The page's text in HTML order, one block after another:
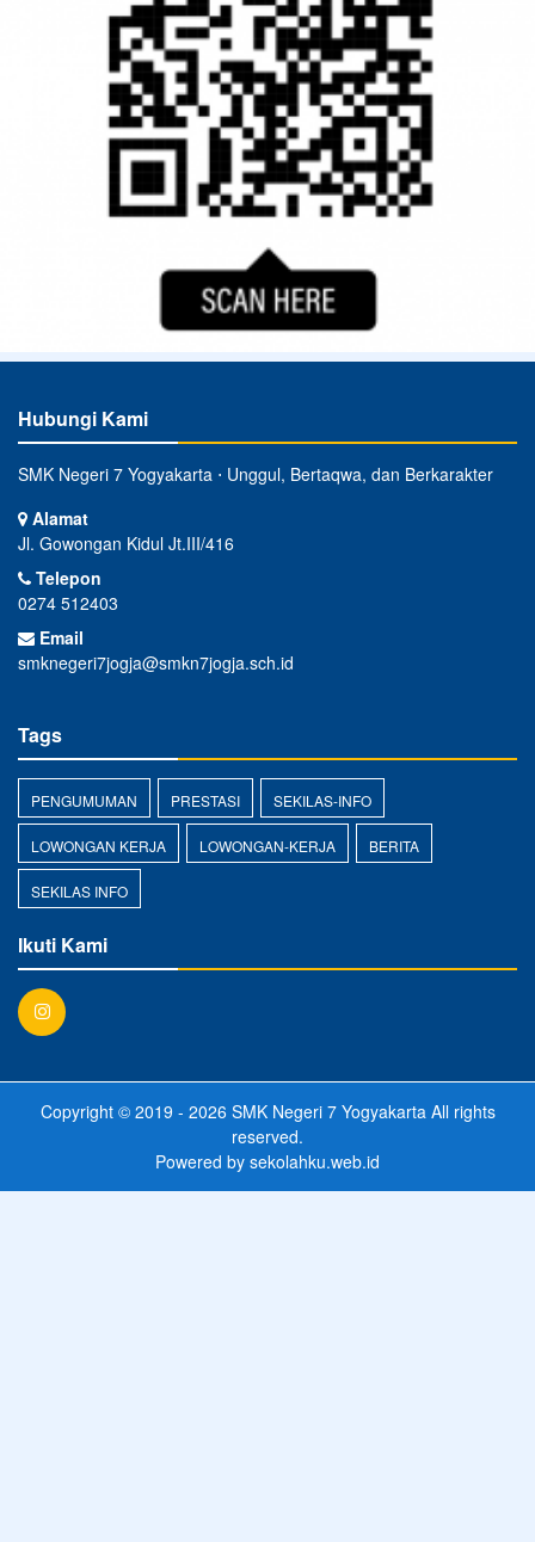
Hubungi Kami
SMK Negeri 7 Yogyakarta ⋅ Unggul, Bertaqwa, dan Berkarakter
Alamat
Jl. Gowongan Kidul Jt.III/416
Telepon
0274 512403
Email
smknegeri7jogja@smkn7jogja.sch.id
Tags
PENGUMUMAN PRESTASI SEKILAS-INFO
LOWONGAN KERJA LOWONGAN-KERJA BERITA
SEKILAS INFO
Ikuti Kami
Copyright © 2019 - 2026 SMK Negeri 7 YogyakartaAll rights
reserved.
Powered by sekolahku.web.id